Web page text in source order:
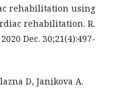
rehabilitation using
rehabilitation. R.
Dec. 30;21(4):497-
D, Janikova A.